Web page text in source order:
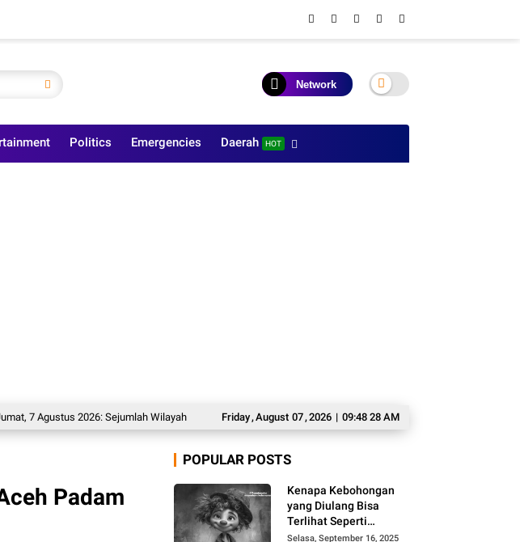
Network
Politics Emergencies Daerah HOT
Friday,August 07,2026 | 09:48 29 AM
2026: Sejumlah Wilayah Berpotensi Hujan Hina Pasien BPJS di Akun Medsos, RS Pusri Pecat Dokter
Padam
POPULAR POSTS
Kenapa Kebohongan
yang Diulang Bisa
Terlihat Seperti
Kebenaran, Ini
Selasa, September 16, 2025